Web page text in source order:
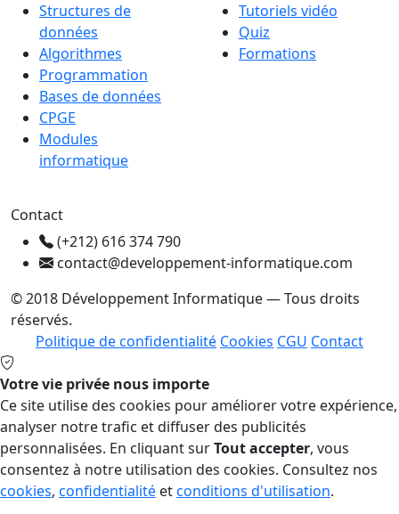
Structures de
données
Algorithmes
Programmation
Bases de données
CPGE
Modules
informatique
Tutoriels vidéo
Quiz
Formations
Contact
(+212) 616 374 790
contact@developpement-informatique.com
© 2018 Développement Informatique — Tous droits
réservés.
Politique de confidentialité Cookies CGU Contact
Votre vie privée nous importe
Ce site utilise des cookies pour améliorer votre expérience,
analyser notre trafic et diffuser des publicités
personnalisées. En cliquant surTout accepter, vous
consentez à notre utilisation des cookies. Consultez nos
cookies, confidentialité etconditions d'utilisation.